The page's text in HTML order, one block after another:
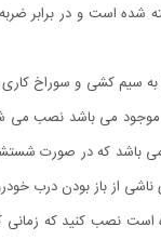
شده است و در برابر
کشی و سوراخ کاری
می باشد نصب
که در صورت
از باز بودن درب
است نصب کنید که